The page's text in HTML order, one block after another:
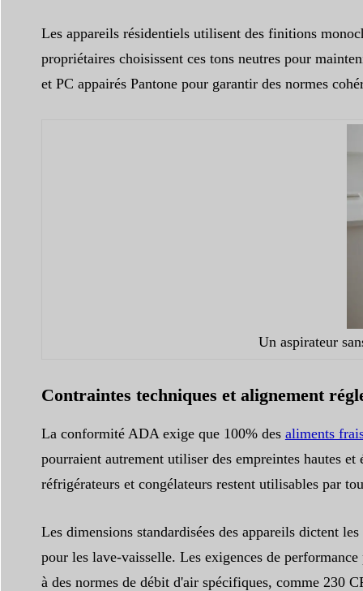
Les appareils résidentiels utilisent des finitions
propriétaires choisissent ces tons neutres pour
et PC appairés Pantone pour garantir des normes
Un aspirateur
Contraintes techniques et alignement
La conformité ADA exige que 100% des aliments
pourraient autrement utiliser des empreintes hautes
réfrigérateurs et congélateurs restent utilisables par
Les dimensions standardisées des appareils dictent
pour les lave-vaisselle. Les exigences de
à des normes de débit d'air spécifiques, comme 230